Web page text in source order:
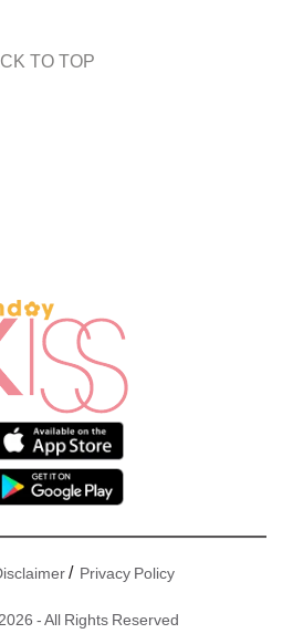
TO TOP
/ Privacy Policy
- All Rights Reserved